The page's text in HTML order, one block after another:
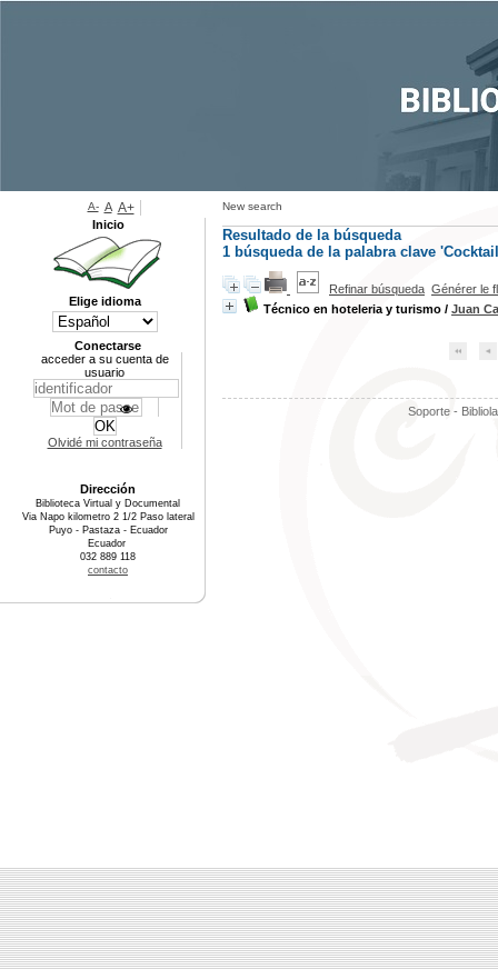
New search
Resultado de la búsqueda
1 búsqueda de la palabra clave
Refinar búsqueda Générer le
Técnico en hoteleria y turismo / Juan
Soporte -
A- A A+
Inicio
Elige idioma
Conectarse
acceder a su cuenta de
usuario
Olvidé mi contraseña
Dirección
Biblioteca Virtual y Documental
Via Napo kilometro 2 1/2 Paso lateral
Puyo - Pastaza - Ecuador
Ecuador
032 889 118
contacto